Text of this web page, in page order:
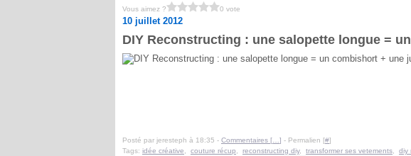
Vous aimez ? 0 vote
10 juillet 2012
DIY Reconstructing : une salopette longue =
Posté par jeresteph à 18:35 - Commentaires [ ] - Permalien [#]
Tags: idée créative couture récup reconstructing diy, transformer ses vetements diy